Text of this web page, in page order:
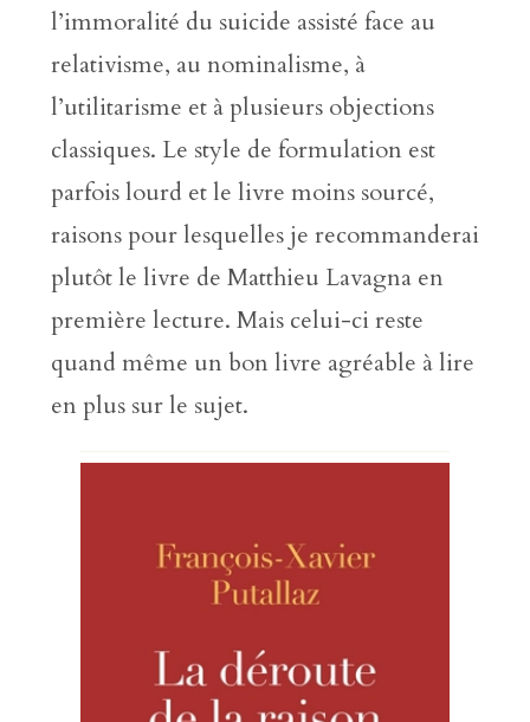
l’immoralité du suicide assisté face au
relativisme, au nominalisme, à
l’utilitarisme et à plusieurs objections
classiques. Le style de formulation est
parfois lourd et le livre moins sourcé,
raisons pour lesquelles je recommanderai
plutôt le livre de Matthieu Lavagna en
première lecture. Mais celui-ci reste
quand même un bon livre agréable à lire
en plus sur le sujet.